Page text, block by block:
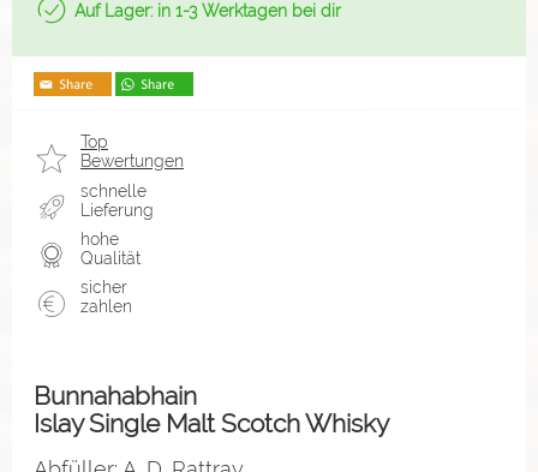
Auf Lager: in 1-3 Werktagen bei dir
Top
Bewertungen
schnelle
Lieferung
hohe
Qualität
sicher
zahlen
Bunnahabhain
Islay Single Malt Scotch Whisky